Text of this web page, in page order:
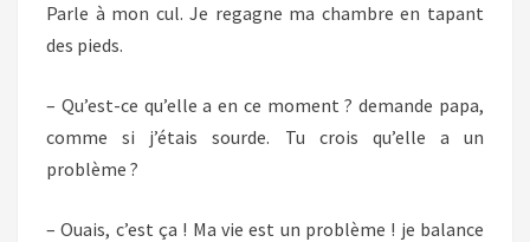
Parle à mon cul. Je regagne ma chambre en tapant
des pieds.
– Qu’est-ce qu’elle a en ce moment ? demande papa,
comme si j’étais sourde. Tu crois qu’elle a un
problème ?
– Ouais, c’est ça ! Ma vie est un problème ! je balance